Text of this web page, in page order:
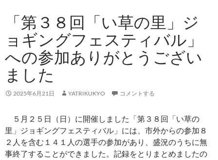
「第３８回「い草の里」ジ
ョギングフェスティバル」
への参加ありがとうござい
ました
2025年6月21日 YATRIKUKYO コメントする
５月２５日（日）に開催しました「第３８回「い草の
里」ジョギングフェスティバル」には、市外からの参加８
２人を含む１４１人の選手の参加があり、盛況のうちに無
事終了することができました。記録をとりまとめましたの